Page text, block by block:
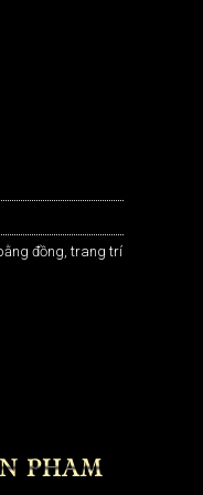
đồng,trang trí
PHẨM